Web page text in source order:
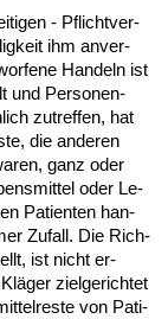
- Pflicht­ver­
ihm an­ver­
Han­deln ist
und Per­so­nen­
zu­tref­fen, hat
die an­de­ren
ganz oder
oder Le­
Pa­ti­en­ten han­
Zu­fall. Die Rich­
ist nicht er­
ziel­ge­rich­tet
von Pa­ti­